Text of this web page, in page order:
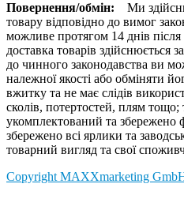
Повернення/обмін: Ми
товару відповідно до вимог
можливе протягом 14 днів
доставка товарів здійснюється
до чинного законодавства ви
належної якості або обміняти
вжитку та не має слідів
сколів, потертостей, плям тощо;
укомплектований та збережено
збережено всі ярлики та
товарний вигляд та свої
Copyright MAXXmarketing